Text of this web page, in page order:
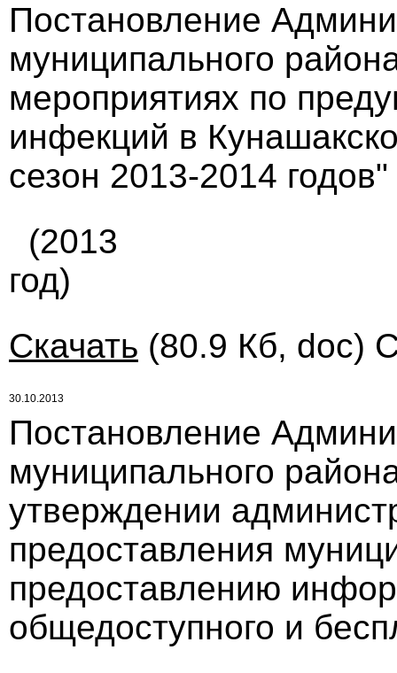
Постановление
муниципального
мероприятиях по
инфекций в
сезон 2013-2014 годов"
(2013
год)
Скачать (80.9 Кб, doc)
30.10.2013
Постановление
муниципального
утверждении
предоставления
предоставлению
общедоступного и